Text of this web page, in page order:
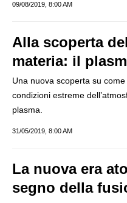
09/08/2019, 8:00 AM
Alla scoperta
materia: il
Una nuova scoperta su
condizioni estreme
plasma.
31/05/2019, 8:00 AM
La nuova era
segno della